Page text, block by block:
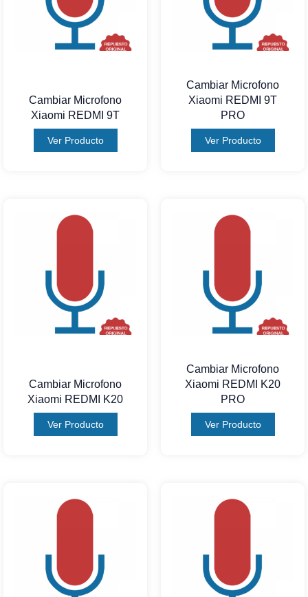
Cambiar Microfono
Xiaomi REDMI 9T
Ver Producto
Cambiar Microfono
Xiaomi REDMI 9T
PRO
Ver Producto
Cambiar Microfono
Xiaomi REDMI K20
Ver Producto
Cambiar Microfono
Xiaomi REDMI K20
PRO
Ver Producto